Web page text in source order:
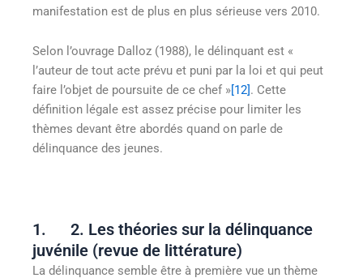
manifestation est de plus en plus sérieuse vers 2010.
Selon l’ouvrage Dalloz (1988), le délinquant est «
l’auteur de tout acte prévu et puni par la loi et qui peut
faire l’objet de poursuite de ce chef »[12]. Cette
définition légale est assez précise pour limiter les
thèmes devant être abordés quand on parle de
délinquance des jeunes.
1. 2. Les théories sur la délinquance
juvénile (revue de littérature)
La délinquance semble être à première vue un thème